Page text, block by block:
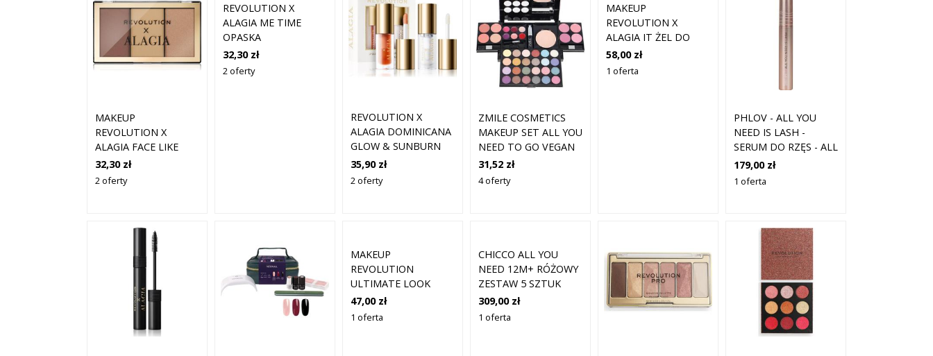
MAKEUP
REVOLUTION X
ALAGIA FACE LIKE
ALAGIA PALETA DO
TWARZY 2,5 G
32,30 zł
2 oferty
REVOLUTION X
ALAGIA ME TIME
OPASKA
KOSMETYCZNA 1
SZT.
32,30 zł
2 oferty
REVOLUTION X
ALAGIA DOMINICANA
GLOW & SUNBURN
ZESTAW
UPOMINKOWY DO
UST 1 SZT.
35,90 zł
2 oferty
ZMILE COSMETICS
MAKEUP SET ALL YOU
NEED TO GO VEGAN
31,52 zł
4 oferty
MAKEUP
REVOLUTION X
ALAGIA IT ŻEL DO
BRWI
TRANSPARENTNY
58,00 zł
1 oferta
PHLOV - ALL YOU
NEED IS LASH -
SERUM DO RZĘS - ALL
YOU NEED IS LASH
SERUM DO RZES -
179,00 zł
1 oferta
MAKEUP
REVOLUTION
ULTIMATE LOOK
PARTY READY
EYESHADOW
47,00 zł
1 oferta
CHICCO ALL YOU
NEED 12M+ RÓŻOWY
ZESTAW 5 SZTUK
309,00 zł
1 oferta